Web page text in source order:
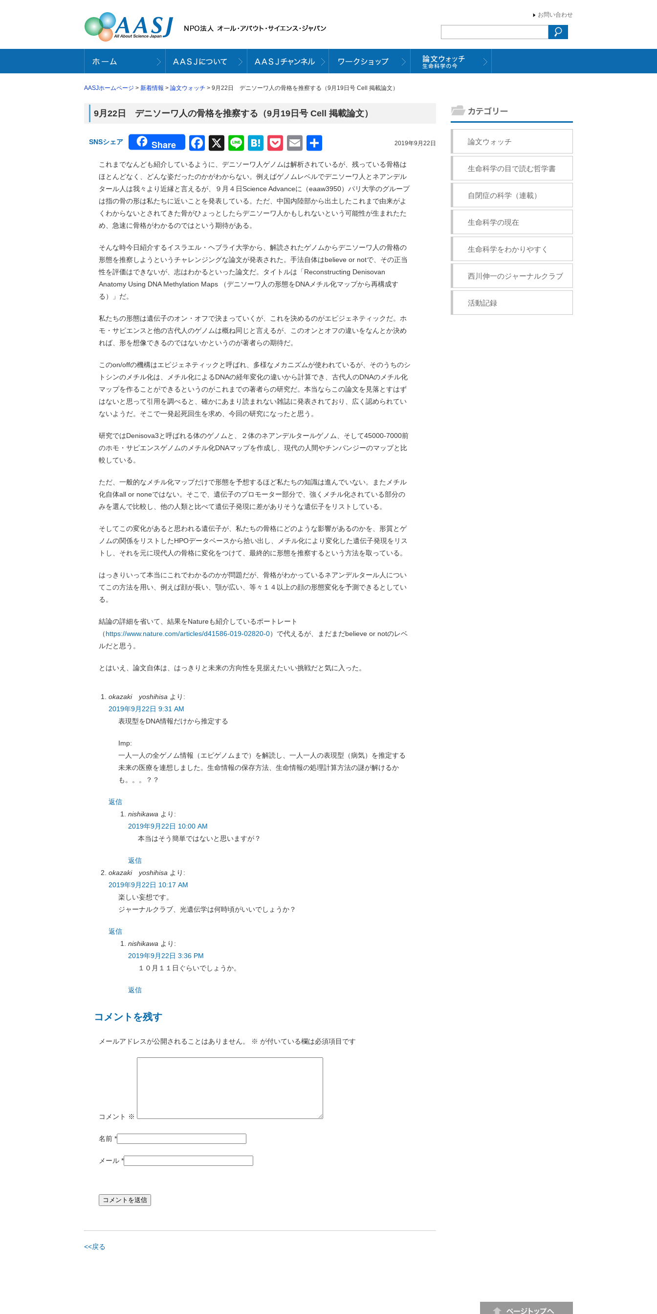
お問い合わせ
AASJホームページ > 新着情報 > 論文ウォッチ > 9月22日 デニソーワ人の骨格を推察する（9月19日号 Cell 掲載論文）
9月22日 デニソーワ人の骨格を推察する（9月19日号 Cell 掲載論文）
2019年9月22日
SNSシェア Share Facebook
X LineHatena
Pocket
Email
有
これまでなんども紹介しているように、デニソーワ人ゲノムは解析されているが、残っている骨格は
ほとんどなく、どんな姿だったのかがわからない。例えばゲノムレベルでデニソーワ人とネアンデル
タール人は我々より近縁と言えるが、９月４日Science Advanceに（eaaw3950）パリ大学のグループ
は指の骨の形は私たちに近いことを発表している。ただ、中国内陸部から出土したこれまで由来がよ
くわからないとされてきた骨がひょっとしたらデニソーワ人かもしれないという可能性が生まれたた
め、急速に骨格がわかるのではという期待がある。
そんな時今日紹介するイスラエル・ヘブライ大学から、解読されたゲノムからデニソーワ人の骨格の
形態を推察しようというチャレンジングな論文が発表された。手法自体はbelieve or notで、その正当
性を評価はできないが、志はわかるといった論文だ。タイトルは「Reconstructing Denisovan
Anatomy Using DNA Methylation Maps （デニソーワ人の形態をDNAメチル化マップから再構成す
る）」だ。
私たちの形態は遺伝子のオン・オフで決まっていくが、これを決めるのがエピジェネティックだ。ホ
モ・サピエンスと他の古代人のゲノムは概ね同じと言えるが、このオンとオフの違いをなんとか決め
れば、形を想像できるのではないかというのが著者らの期待だ。
このon/offの機構はエピジェネティックと呼ばれ、多様なメカニズムが使われているが、そのうちのシ
トシンのメチル化は、メチル化によるDNAの経年変化の違いから計算でき、古代人のDNAのメチル化
マップを作ることができるというのがこれまでの著者らの研究だ。本当ならこの論文を見落とすはず
はないと思って引用を調べると、確かにあまり読まれない雑誌に発表されており、広く認められてい
ないようだ。そこで一発起死回生を求め、今回の研究になったと思う。
研究ではDenisova3と呼ばれる体のゲノムと、２体のネアンデルタールゲノム、そして45000-7000前
のホモ・サピエンスゲノムのメチル化DNAマップを作成し、現代の人間やチンパンジーのマップと比
較している。
ただ、一般的なメチル化マップだけで形態を予想するほど私たちの知識は進んでいない。またメチル
化自体all or noneではない。そこで、遺伝子のプロモーター部分で、強くメチル化されている部分の
みを選んで比較し、他の人類と比べて遺伝子発現に差がありそうな遺伝子をリストしている。
そしてこの変化があると思われる遺伝子が、私たちの骨格にどのような影響があるのかを、形質とゲ
ノムの関係をリストしたHPOデータベースから拾い出し、メチル化により変化した遺伝子発現をリス
トし、それを元に現代人の骨格に変化をつけて、最終的に形態を推察するという方法を取っている。
はっきりいって本当にこれでわかるのかが問題だが、骨格がわかっているネアンデルタール人につい
てこの方法を用い、例えば顔が長い、顎が広い、等々１４以上の顔の形態変化を予測できるとしてい
る。
結論の詳細を省いて、結果をNatureも紹介しているポートレート
（https://www.nature.com/articles/d41586-019-02820-0）で代えるが、まだまだbelieve or notのレベ
ルだと思う。
とはいえ、論文自体は、はっきりと未来の方向性を見据えたいい挑戦だと気に入った。
okazaki yoshihisa より:
2019年9月22日 9:31 AM
表現型をDNA情報だけから推定する
Imp:
一人一人の全ゲノム情報（エピゲノムまで）を解読し、一人一人の表現型（病気）を推定する
未来の医療を連想しました。生命情報の保存方法、生命情報の処理計算方法の謎が解けるか
も。。。？？
返信
nishikawa より:
2019年9月22日 10:00 AM
本当はそう簡単ではないと思いますが？
返信
okazaki yoshihisa より:
2019年9月22日 10:17 AM
楽しい妄想です。
ジャーナルクラブ、光遺伝学は何時頃がいいでしょうか？
返信
nishikawa より:
2019年9月22日 3:36 PM
１０月１１日ぐらいでしょうか。
返信
コメントを残す
メールアドレスが公開されることはありません。 ※ が付いている欄は必須項目です
コメント ※
名前 *
メール *
<<戻る
論文ウォッチ
生命科学の目で読む哲学書
自閉症の科学（連載）
生命科学の現在
生命科学をわかりやすく
西川伸一のジャーナルクラブ
活動記録